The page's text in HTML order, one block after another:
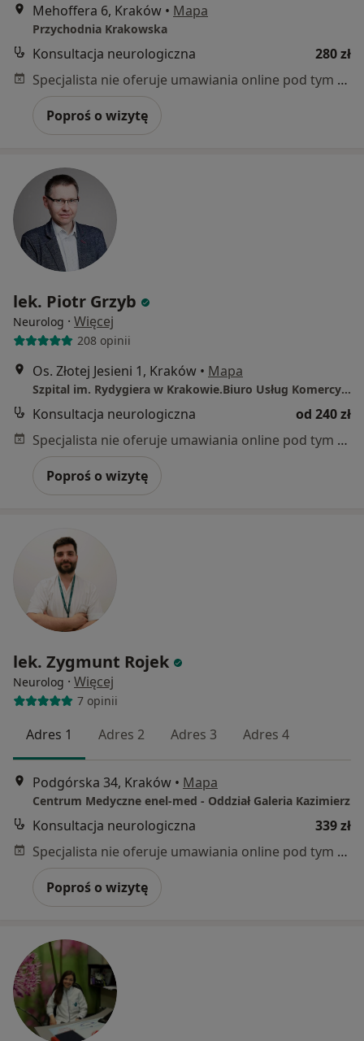
Mehoffera 6, Kraków • Mapa
Przychodnia Krakowska
Konsultacja neurologiczna
280 zł
Specjalista nie oferuje umawiania online pod tym adresem.
Poproś o wizytę
lek. Piotr Grzyb
Neurolog · Więcej
208 opinii
Os. Złotej Jesieni 1, Kraków • Mapa
Szpital im. Rydygiera w Krakowie.Biuro Usług Komercyjnych PIĘTRO "0", wizyta pierwszorazowa: 280zł, kolejna-240zł
Konsultacja neurologiczna
od 240 zł
Specjalista nie oferuje umawiania online pod tym adresem.
Poproś o wizytę
lek. Zygmunt Rojek
Neurolog · Więcej
7 opinii
Adres 1 Adres 2 Adres 3 Adres 4
Podgórska 34, Kraków • Mapa
Centrum Medyczne enel-med - Oddział Galeria Kazimierz
Konsultacja neurologiczna
339 zł
Specjalista nie oferuje umawiania online pod tym adresem.
Poproś o wizytę